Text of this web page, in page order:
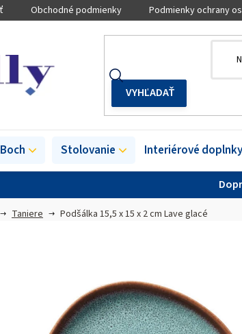
Obchodné podmienky Podmienky ochrany
Stolovanie Interiérové doplnky
Taniere Podšálka 15,5 x 15 x 2 cm Lave glacé